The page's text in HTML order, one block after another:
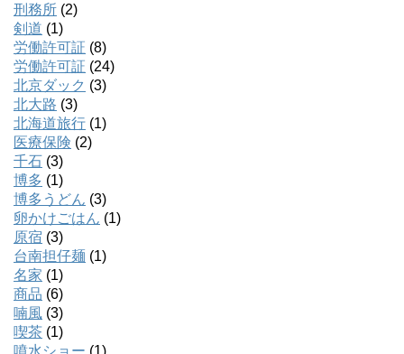
刑務所 (2)
剣道 (1)
労働許可証 (8)
労働許可証 (24)
北京ダック (3)
北大路 (3)
北海道旅行 (1)
医療保険 (2)
千石 (3)
博多 (1)
博多うどん (3)
卵かけごはん (1)
原宿 (3)
台南担仔麺 (1)
名家 (1)
商品 (6)
喃風 (3)
喫茶 (1)
噴水ショー (1)